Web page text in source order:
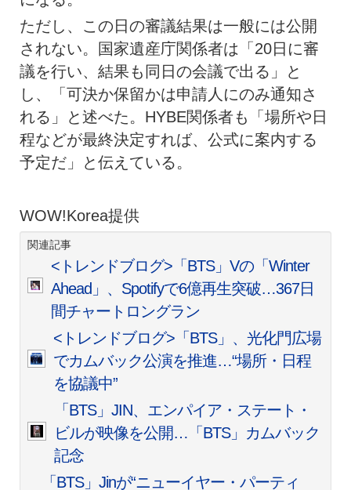
ただし、この日の審議結果は一般には公開
されない。国家遺産庁関係者は「20日に審
議を行い、結果も同日の会議で出る」と
し、「可決か保留かは申請人にのみ通知さ
れる」と述べた。HYBE関係者も「場所や日
程などが最終決定すれば、公式に案内する
予定だ」と伝えている。
WOW!Korea提供
関連記事
<トレンドブログ>「BTS」Vの「Winter
Ahead」、Spotifyで6億再生突破…367日
間チャートロングラン
<トレンドブログ>「BTS」、光化門広場
でカムバック公演を推進…“場所・日程
を協議中”
「BTS」JIN、エンパイア・ステート・
ビルが映像を公開…「BTS」カムバック
記念
「BTS」Jinが“ニューイヤー・パーティ